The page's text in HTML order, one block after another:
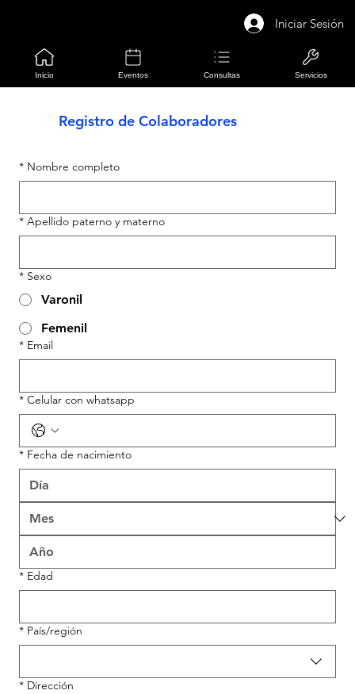
Iniciar Sesión
Inicio Eventos Consultas Servicios
* Nombre completo
* Apellido paterno y materno
* Sexo
Varonil
Femenil
* Email
* Celular con whatsapp
* Fecha de nacimiento
* Edad
Dirección de varias líneas
* País/región
* Dirección
Registro de Colaboradores